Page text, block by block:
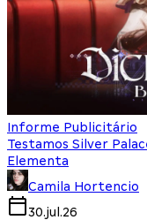
Informe Publicitário
Testamos Silver
Elementa
Camila Hortencio
30.jul.26